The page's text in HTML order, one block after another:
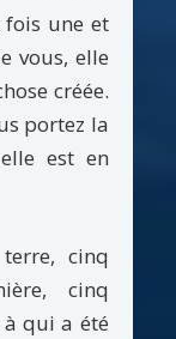
une et
vous, elle
créée.
portez la
est en
cinq
cinq
qui a été